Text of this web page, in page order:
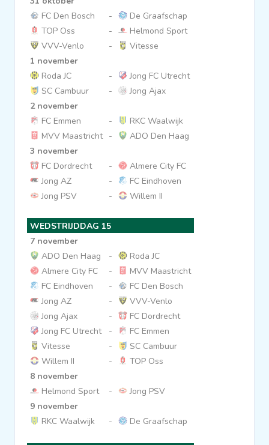
FC Den Bosch
-
De Graafschap
TOP Oss
-
Helmond Sport
VVV-Venlo
-
Vitesse
1 november
Roda JC
-
Jong FC Utrecht
SC Cambuur
-
Jong Ajax
2 november
FC Emmen
-
RKC Waalwijk
MVV Maastricht -
ADO Den Haag
3 november
FC Dordrecht
-
Almere City FC
Jong AZ
-
FC Eindhoven
Jong PSV
- Willem II
WEDSTRIJDDAG 15
7 november
ADO Den Haag
-
Roda JC
Almere City FC
-
MVV Maastricht
FC Eindhoven
-
FC Den Bosch
Jong AZ
-
VVV-Venlo
Jong Ajax
-
FC Dordrecht
Jong FC Utrecht
-
FC Emmen
Vitesse
-
SC Cambuur
Willem II
-
TOP Oss
8 november
Helmond Sport
-
Jong PSV
9 november
RKC Waalwijk
- De Graafschap